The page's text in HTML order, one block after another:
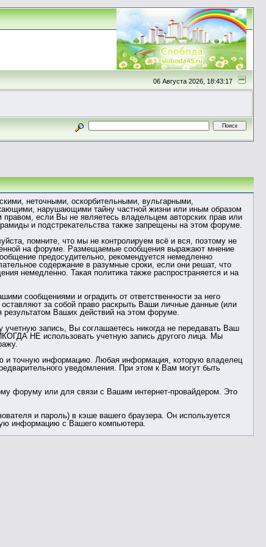
06 Августа 2026, 18:43:17
неточными, оскорбительными, вульгарными,
нарушающими тайну частной жизни или иным образом
если Вы не являетесь владельцем авторских прав или
и подстрекательства также запрещены на этом форуме.
помните, что мы не контролируем всё и вся, поэтому не
на форуме. Размещаемые сообщения выражают мнение
предосудительно, рекомендуется немедленно
содержание в разумные сроки, если они решат, что
немедленно. Такая политика также распространяется и на
сообщениями и оградить от ответственности за него
за собой право раскрыть Ваши личные данные (или
Ваших действий на этом форуме.
запись, Вы соглашаетесь никогда не передавать Ваш
НЕ использовать учетную запись другого лица. Мы
и точную информацию. Любая информация, которую владелец
уведомления. При этом к Вам могут быть
форуму или для связи с Вашим интернет-провайдером. Это
и пароль) в кэше вашего браузера. Он используется
информацию с Вашего компьютера.